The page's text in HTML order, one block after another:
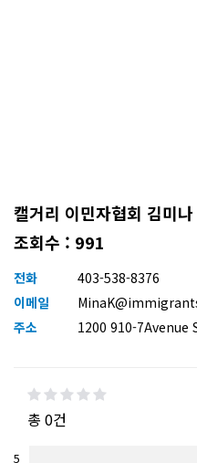
캘거리 이민자협회 김미나
조회수 : 991
전화
403-538-8376
이메일
주소
1200 910-7Avenue
총 0건
5